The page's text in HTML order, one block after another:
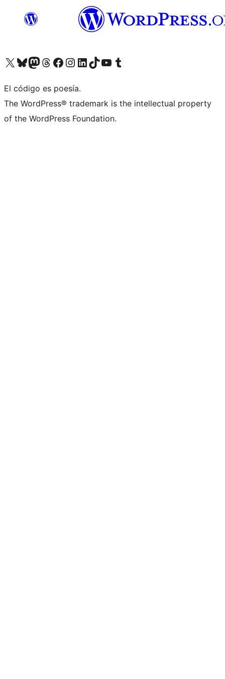
Visita nuestra cuenta de X (anteriormente Twitter)
Visita nuestra cuenta de Bluesky
Visita nuestra cuenta de Mastodon
Visita nuestra cuenta de Threads
Visita nuestra página de Facebook
Visita nuestra cuenta de Instagram
Visita nuestra cuenta de LinkedIn
Visita nuestra cuenta de TikTok
Visita nuestro canal de YouTube
Visita nuestra cuenta de Tumblr
El código es poesía.
The WordPress® trademark is the intellectual property
of the WordPress Foundation.